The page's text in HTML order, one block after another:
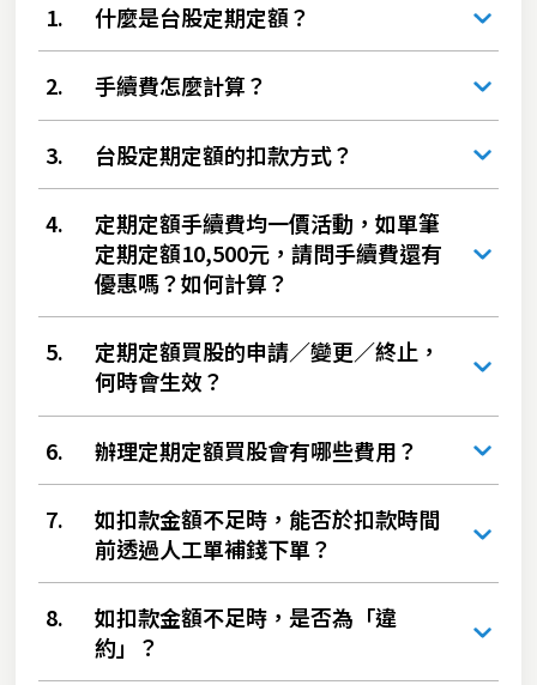
1. 什麼是台股定期定額？
2. 手續費怎麼計算？
3. 台股定期定額的扣款方式？
4.
定期定額手續費均一價活動，如單筆
定期定額10,500元，請問手續費還有
優惠嗎？如何計算？
5.
定期定額買股的申請／變更／終止，
何時會生效？
6. 辦理定期定額買股會有哪些費用？
7.
如扣款金額不足時，能否於扣款時間
前透過人工單補錢下單？
8.
如扣款金額不足時，是否為「違
約」？